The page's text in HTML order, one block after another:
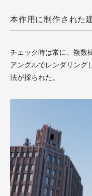
本作用に制作された
チェック時は常に、複数
アングルでレンダリング
法が採られた。